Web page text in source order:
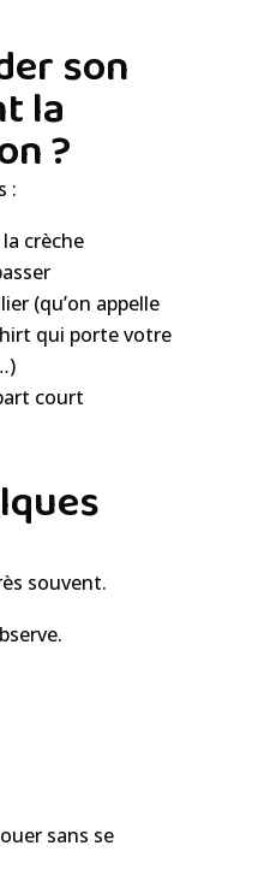
son
la
?
:
crèche
(qu’on appelle
qui porte votre
court
souvent.
sans se